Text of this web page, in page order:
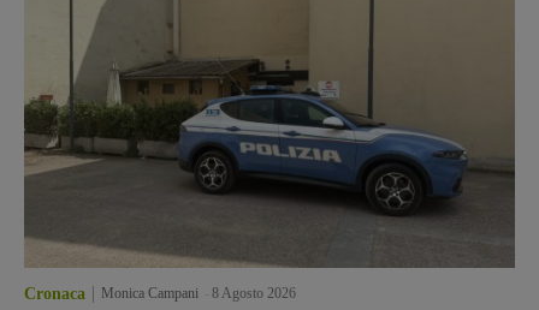
Cronaca Monica Campani 8 Agosto 2026